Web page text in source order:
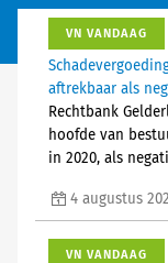
VN VANDAAG
aftrekbaar als
Rechtbank
hoofde van
in 2020, als
4 augustus
VN VANDAAG